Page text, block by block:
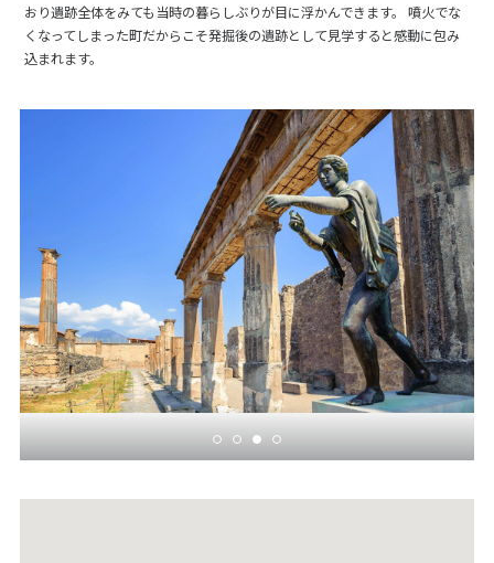
おり遺跡全体をみても当時の暮らしぶりが目に浮かんできます。 噴火でな
くなってしまった町だからこそ発掘後の遺跡として見学すると感動に包み
込まれます。